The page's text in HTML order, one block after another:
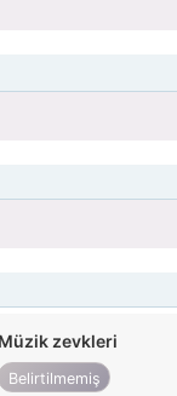
Müzik zevkleri
Belirtilmemiş